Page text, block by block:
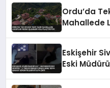
Ordu’da
Mahallede
Eskişehir
Eski